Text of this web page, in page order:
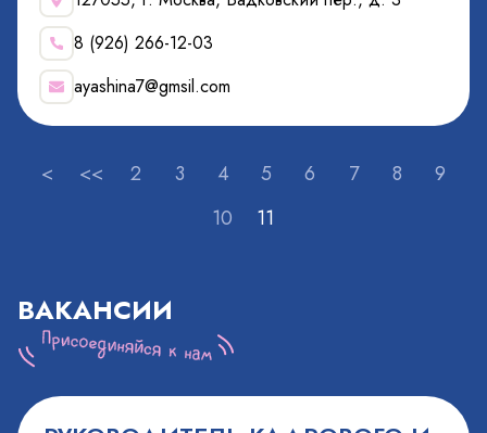
8 (926) 266-12-03
ayashina7@gmsil.com
< << 2 3 4 5 6 7 8
9
10
11
ВАКАНСИИ